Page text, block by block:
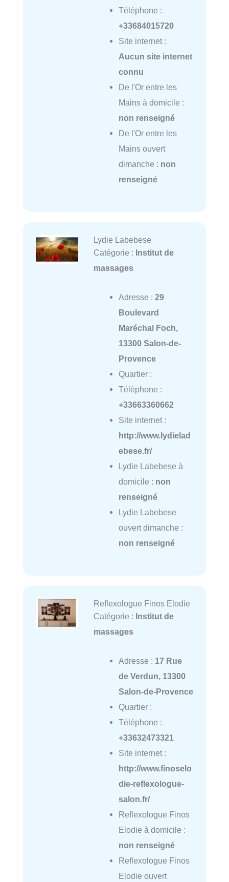
Téléphone :
+33684015720
Site internet :
Aucun site internet
connu
De l'Or entre les
Mains à domicile :
non renseigné
De l'Or entre les
Mains ouvert
dimanche : non
renseigné
Lydie Labebese
Catégorie : Institut de
massages
Adresse : 29
Boulevard
Maréchal Foch,
13300 Salon-de-
Provence
Quartier :
Téléphone :
+33663360662
Site internet :
http://www.lydielad
ebese.fr/
Lydie Labebese à
domicile : non
renseigné
Lydie Labebese
ouvert dimanche :
non renseigné
Reflexologue Finos Elodie
Catégorie : Institut de
massages
Adresse : 17 Rue
de Verdun, 13300
Salon-de-Provence
Quartier :
Téléphone :
+33632473321
Site internet :
http://www.finoselo
die-reflexologue-
salon.fr/
Reflexologue Finos
Elodie à domicile :
non renseigné
Reflexologue Finos
Elodie ouvert